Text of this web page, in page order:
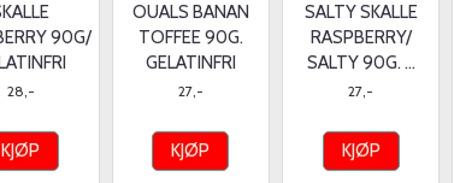
90G/
28,-
KJØP
OUALS BANAN
TOFFEE 90G.
GELATINFRI
27,-
KJØP
SALTY SKALLE
RASPBERRY/
SALTY 90G. ...
27,-
KJØP